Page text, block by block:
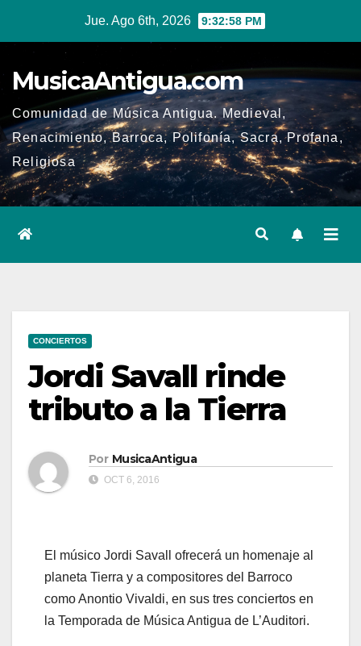
Jue. Ago 6th, 2026 9:32:58 PM
MusicaAntigua.com
Comunidad de Música Antigua. Medieval,
Renacimiento, Barroca, Polifonía, Sacra, Profana,
Religiosa
CONCIERTOS
Jordi Savall rinde
tributo a la Tierra
Por MusicaAntigua
OCT 6, 2016
El músico Jordi Savall ofrecerá un homenaje al
planeta Tierra y a compositores del Barroco
como Anontio Vivaldi, en sus tres conciertos en
la Temporada de Música Antigua de L’Auditori.